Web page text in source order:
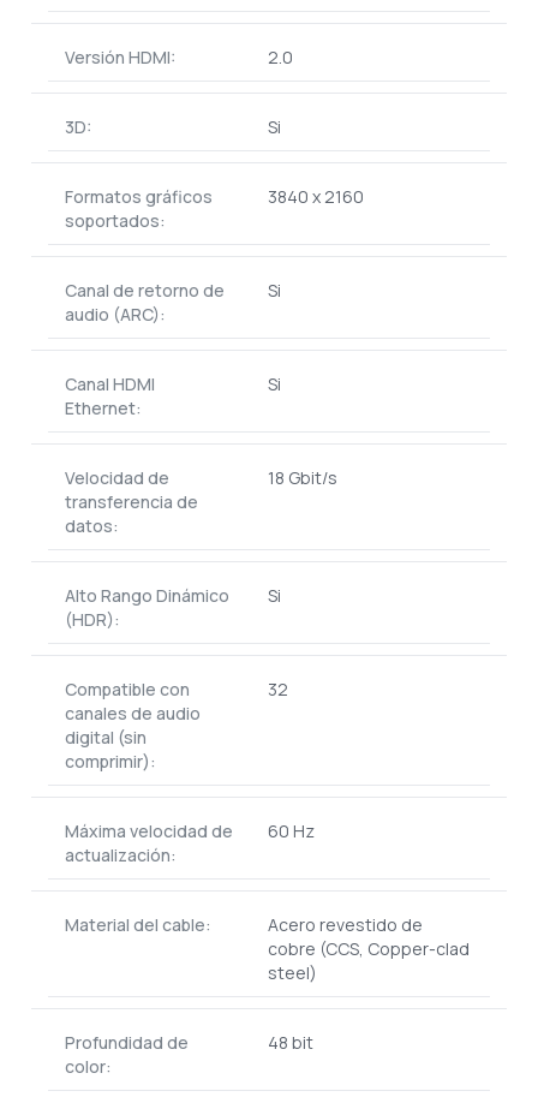
Versión HDMI: 2.0
3D: Si
Formatos gráficos
soportados:
3840 x 2160
Canal de retorno de
audio (ARC):
Si
Canal HDMI
Ethernet:
Si
Velocidad de
transferencia de
datos:
18 Gbit/s
Alto Rango Dinámico
(HDR):
Si
Compatible con
canales de audio
digital (sin
comprimir):
32
Máxima velocidad de
actualización:
60 Hz
Material del cable:
Acero revestido de
cobre (CCS, Copper-clad
steel)
Profundidad de
color:
48 bit